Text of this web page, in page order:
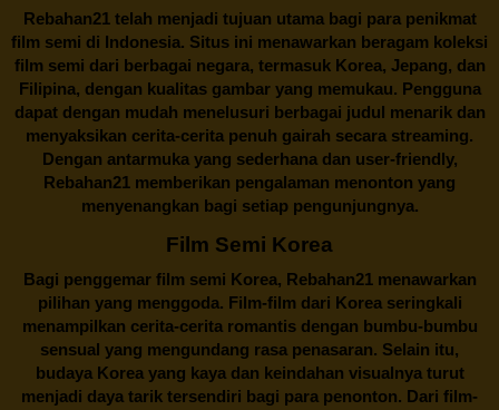
Rebahan21telah menjadi tujuan utama bagi para penikmat
film semi di Indonesia. Situs ini menawarkan beragam koleksi
film semi dari berbagai negara, termasuk Korea, Jepang, dan
Filipina, dengan kualitas gambar yang memukau. Pengguna
dapat dengan mudah menelusuri berbagai judul menarik dan
menyaksikan cerita-cerita penuh gairah secara streaming.
Dengan antarmuka yang sederhana dan user-friendly,
Rebahan21 memberikan pengalaman menonton yang
menyenangkan bagi setiap pengunjungnya.
Film Semi Korea
Bagi penggemar film semi Korea, Rebahan21menawarkan
pilihan yang menggoda. Film-film dari Korea seringkali
menampilkan cerita-cerita romantis dengan bumbu-bumbu
sensual yang mengundang rasa penasaran. Selain itu,
budaya Korea yang kaya dan keindahan visualnya turut
menjadi daya tarik tersendiri bagi para penonton. Dari film-